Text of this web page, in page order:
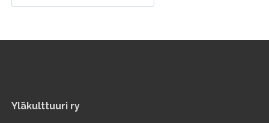
Yläkulttuuri ry